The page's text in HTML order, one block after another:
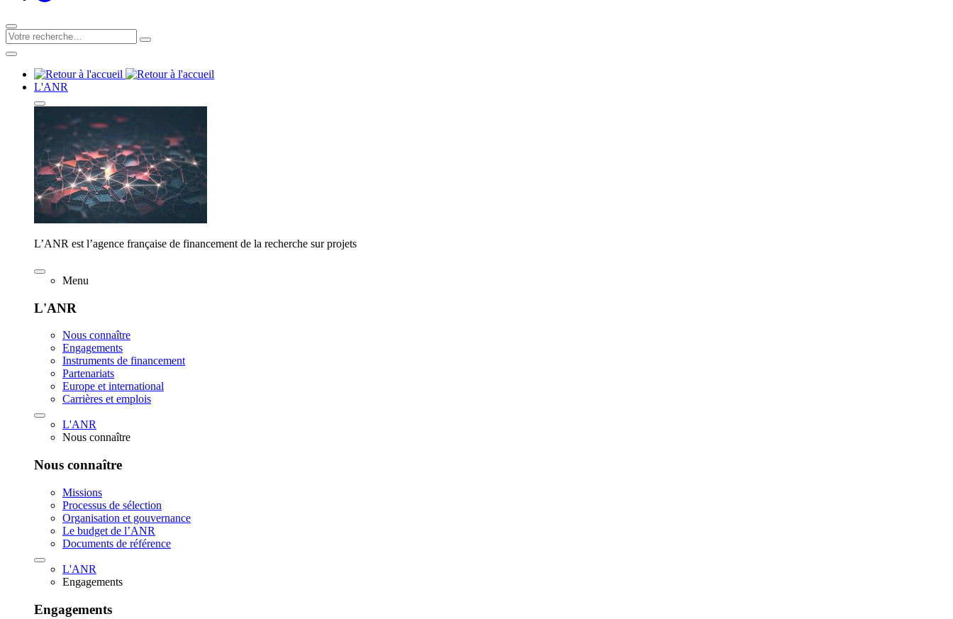
L'ANR
L’ANR est l’agence française de financement de la recherche sur projets
Menu
L'ANR
Nous connaître
Engagements
Instruments de financement
Partenariats
Europe et international
Carrières et emplois
L'ANR
Nous connaître
Nous connaître
Missions
Processus de sélection
Organisation et gouvernance
Le budget de l’ANR
Documents de référence
L'ANR
Engagements
Engagements